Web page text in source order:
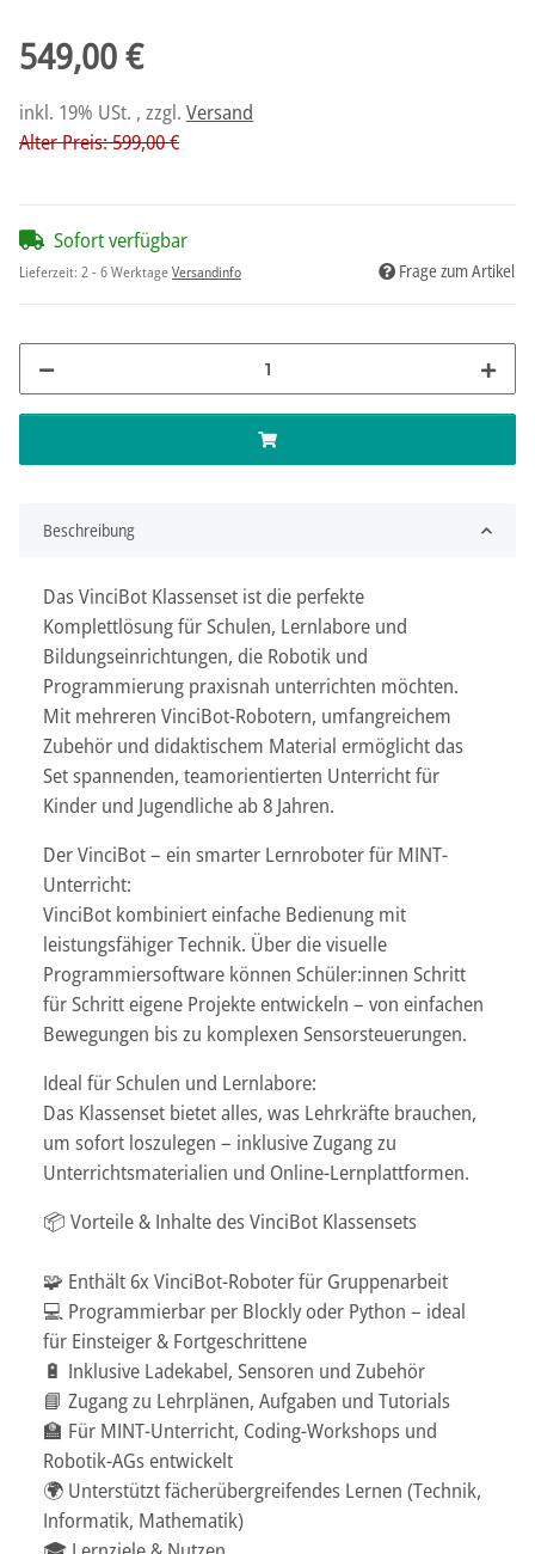
549,00 €
inkl. 19% USt. , zzgl. Versand
Alter Preis: 599,00 €
Sofort verfügbar
Lieferzeit: 2 - 6 WerktageVersandinfo Frage zum Artikel
Beschreibung
Das VinciBot Klassenset ist die perfekte
Komplettlösung für Schulen, Lernlabore und
Bildungseinrichtungen, die Robotik und
Programmierung praxisnah unterrichten möchten.
Mit mehreren VinciBot-Robotern, umfangreichem
Zubehör und didaktischem Material ermöglicht das
Set spannenden, teamorientierten Unterricht für
Kinder und Jugendliche ab 8 Jahren.
Der VinciBot – ein smarter Lernroboter für MINT-
Unterricht:
VinciBot kombiniert einfache Bedienung mit
leistungsfähiger Technik. Über die visuelle
Programmiersoftware können Schüler:innen Schritt
für Schritt eigene Projekte entwickeln – von einfachen
Bewegungen bis zu komplexen Sensorsteuerungen.
Ideal für Schulen und Lernlabore:
Das Klassenset bietet alles, was Lehrkräfte brauchen,
um sofort loszulegen – inklusive Zugang zu
Unterrichtsmaterialien und Online-Lernplattformen.
📦 Vorteile & Inhalte des VinciBot Klassensets
🧩 Enthält 6x VinciBot-Roboter für Gruppenarbeit
💻 Programmierbar per Blockly oder Python – ideal
für Einsteiger & Fortgeschrittene
🔋 Inklusive Ladekabel, Sensoren und Zubehör
📘 Zugang zu Lehrplänen, Aufgaben und Tutorials
‍🏫 Für MINT-Unterricht, Coding-Workshops und
Robotik-AGs entwickelt
🌍 Unterstützt fächerübergreifendes Lernen (Technik,
Informatik, Mathematik)